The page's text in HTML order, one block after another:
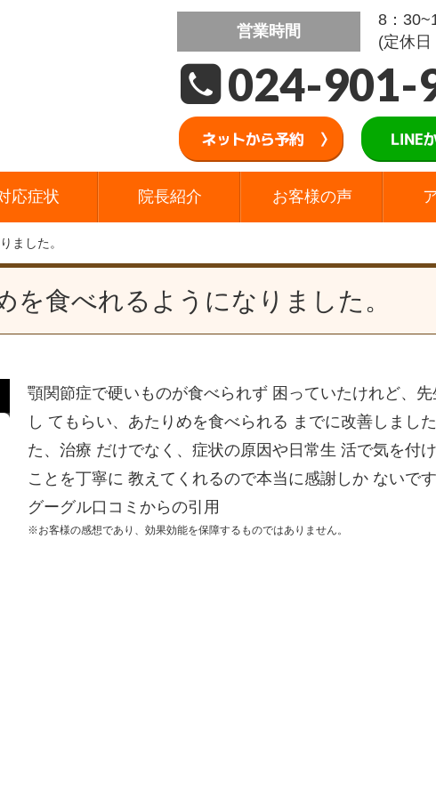
営業時間
8：
(定休日
024-901-
応症状 院長紹介 お客様の声
ました。
を食べれるようになりました。
顎関節症で硬いものが食べられず 困っていたけれど、先
し てもらい、あたりめを食べられる までに改善しまし
た、治療 だけでなく、症状の原因や日常生 活で気を付
ことを丁寧に 教えてくれるので本当に感謝しか ないです
グーグル口コミからの引用
※お客様の感想であり、効果効能を保障するものではありません。